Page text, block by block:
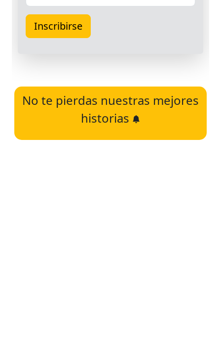
No te pierdas nuestras mejores
historias